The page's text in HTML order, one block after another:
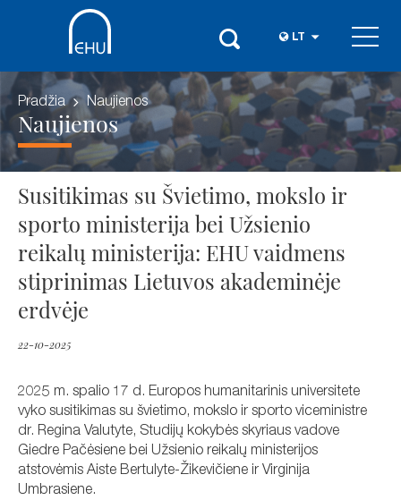
LT
Pradžia Naujienos
Naujienos
Susitikimas su Švietimo, mokslo ir
sporto ministerija bei Užsienio
reikalų ministerija: EHU vaidmens
stiprinimas Lietuvos akademinėje
erdvėje
22-10-2025
2025 m. spalio 17 d. Europos humanitarinis universitete
vyko susitikimas su švietimo, mokslo ir sporto viceministre
dr. Regina Valutyte, Studijų kokybės skyriaus vadove
Giedre Pačėsiene bei Užsienio reikalų ministerijos
atstovėmis Aiste Bertulyte-Žikevičiene ir Virginija
Umbrasiene.